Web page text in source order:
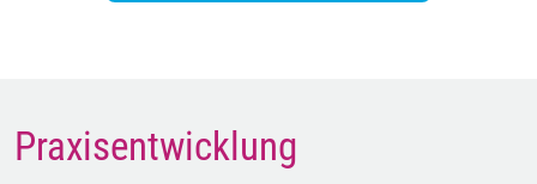
Praxisentwicklung